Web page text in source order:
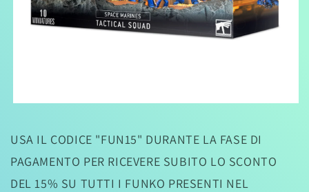
1
finestra
modale
USA IL CODICE "FUN15" DURANTE LA FASE DI
PAGAMENTO PER RICEVERE SUBITO LO SCONTO
DEL 15% SU TUTTI I FUNKO PRESENTI NEL